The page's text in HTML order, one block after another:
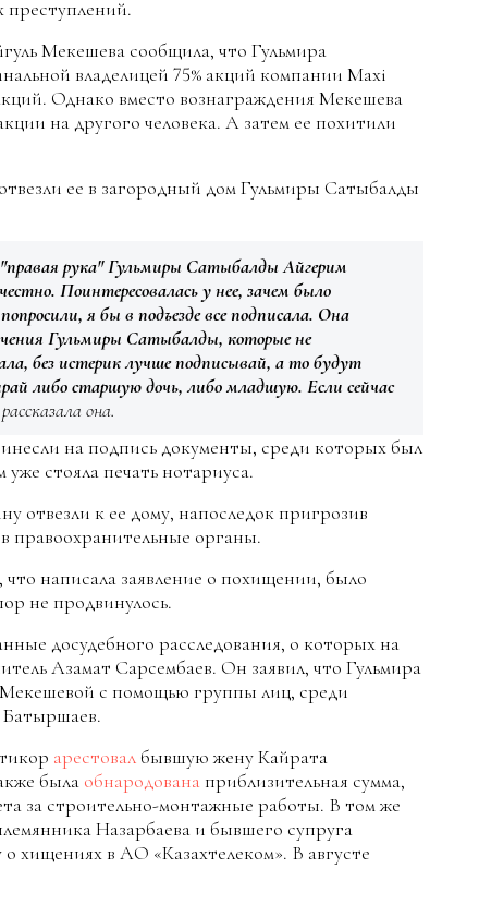
Мекешева сообщила, что Гульмира
владелицей 75% акций компании Maxi
Однако вместо вознаграждения Мекешева
на другого человека. А затем ее похитили
ее в загородный дом Гульмиры Сатыбалды
рука" Гульмиры Сатыбалды Айгерим
Поинтересовалась у нее, зачем было
я бы в подъезде все подписала. Она
Гульмиры Сатыбалды, которые не
без истерик лучше подписывай, а то будут
либо старшую дочь, либо младшую. Если сейчас
она.
на подпись документы, среди которых был
стояла печать нотариуса.
отвезли к ее дому, напоследок пригрозив
правоохранительные органы.
написала заявление о похищении, было
не продвинулось.
досудебного расследования, о которых на
Азамат Сарсембаев. Он заявил, что Гульмира
с помощью группы лиц, среди
арестовал бывшую жену Кайрата
была обнародована приблизительная сумма,
за строительно-монтажные работы. В том же
Назарбаева и бывшего супруга
хищениях в АО «Казахтелеком». В августе